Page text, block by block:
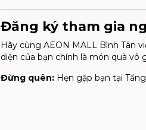
Đăng ký tham gia
Hãy cùng AEON MALL Bình Tân
diện của bạn chính là món quà vô
Đừng quên: Hẹn gặp bạn tại